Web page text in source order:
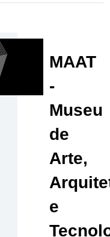
MAAT
-
Museu
de
Arte,
e